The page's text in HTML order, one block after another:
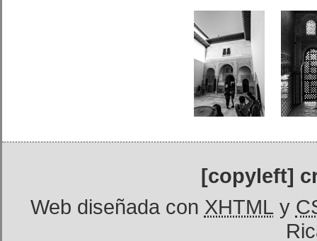
[copyleft]
Web diseñada con XHTMLy